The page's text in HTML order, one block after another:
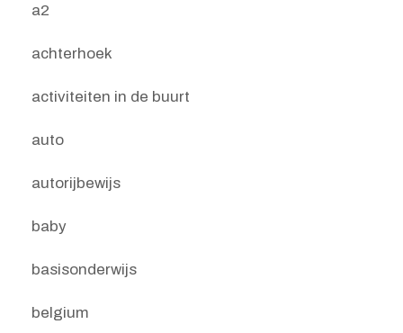
a2
achterhoek
activiteiten in de buurt
auto
autorijbewijs
baby
basisonderwijs
belgium